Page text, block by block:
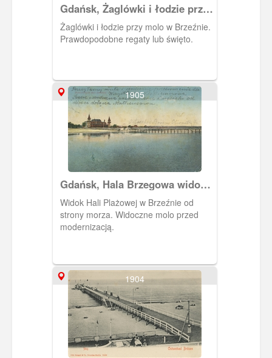
Gdańsk, Żaglówki i łodzie przy
molo w Brzeźnie
Żaglówki i łodzie przy molo w Brzeźnie.
Prawdopodobne regaty lub święto.
1905
Gdańsk, Hala Brzegowa widok
od morza
Widok Hali Plażowej w Brzeźnie od
strony morza. Widoczne molo przed
modernizacją.
1904